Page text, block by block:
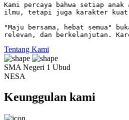
Kami percaya bahwa setiap
ilmu, tetapi juga karakter kuat
"Maju bersama, hebat semua"
relevan, dan berkelanjutan.
Tentang Kami
SMA Negeri 1 Ubud
NESA
Keunggulan kami